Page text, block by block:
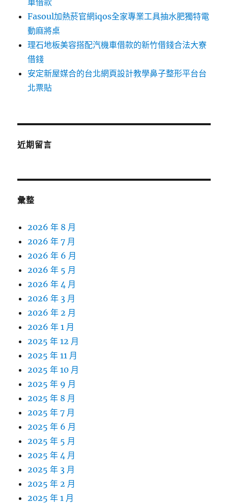
車借款
Fasoul加熱菸官網iqos全家專業工具抽水肥獨特電
動麻將桌
理石地板美容搭配汽機車借款的新竹借錢合法大寮
借錢
安定新屋媒合的台北網頁設計教學鼻子整形平台台
北票貼
近期留言
彙整
2026 年 8 月
2026 年 7 月
2026 年 6 月
2026 年 5 月
2026 年 4 月
2026 年 3 月
2026 年 2 月
2026 年 1 月
2025 年 12 月
2025 年 11 月
2025 年 10 月
2025 年 9 月
2025 年 8 月
2025 年 7 月
2025 年 6 月
2025 年 5 月
2025 年 4 月
2025 年 3 月
2025 年 2 月
2025 年 1 月